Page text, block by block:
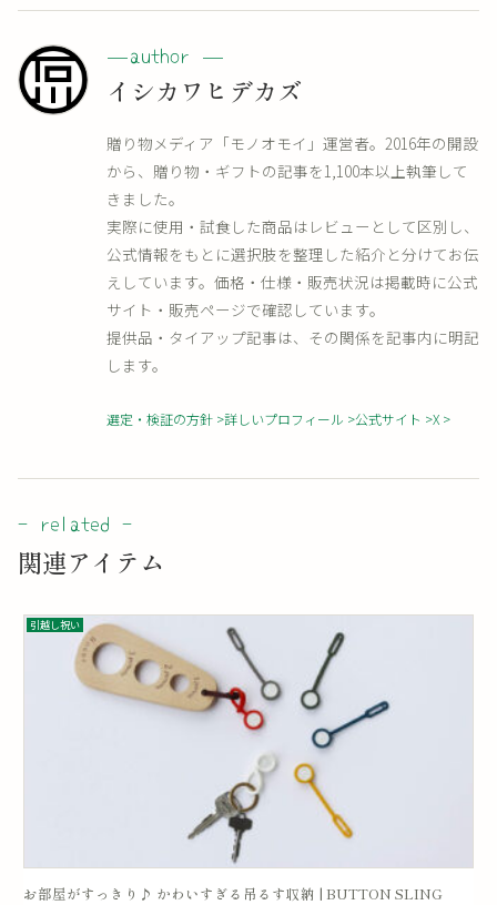
イシカワヒデカズ
贈り物メディア「モノオモイ」運営者。2016年の開設
から、贈り物・ギフトの記事を1,100本以上執筆して
きました。
実際に使用・試食した商品はレビューとして区別し、
公式情報をもとに選択肢を整理した紹介と分けてお伝
えしています。価格・仕様・販売状況は掲載時に公式
サイト・販売ページで確認しています。
提供品・タイアップ記事は、その関係を記事内に明記
します。
選定・検証の方針 詳しいプロフィール 公式サイト X
関連アイテム
引越し祝い
お部屋がすっきり♪ かわいすぎる吊るす収納 | BUTTON SLING